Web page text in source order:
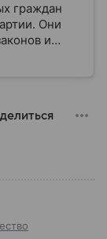
граждан
Они
и
из них
стала